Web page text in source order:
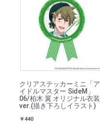
クリアステッカーミニ「ア
イドルマスター SideM」
06/柏木 翼 オリジナル衣装
ver.(描き下ろしイラスト)
￥440